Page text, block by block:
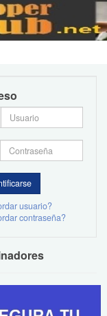
usuario?
contraseña?